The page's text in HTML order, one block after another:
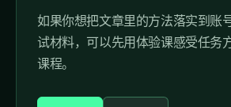
如果你想把文章里的方法落实到账
试材料，可以先用体验课感受任务
课程。